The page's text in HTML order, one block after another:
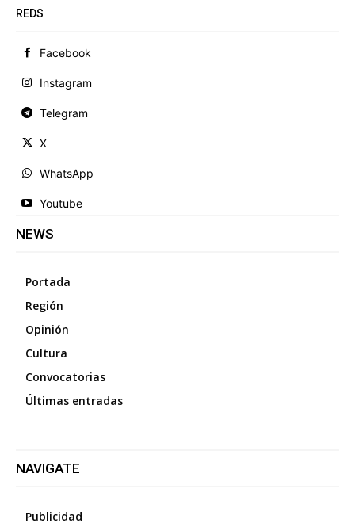
REDS
Facebook
Instagram
Telegram
X
WhatsApp
Youtube
NEWS
Portada
Región
Opinión
Cultura
Convocatorias
Últimas entradas
NAVIGATE
Publicidad